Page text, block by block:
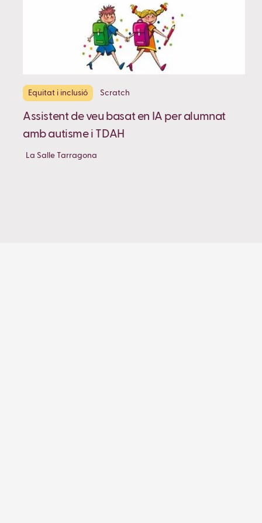
Equitat i inclusió Scratch
Assistent de veu basat en IA per alumnat
amb autisme i TDAH
La Salle Tarragona